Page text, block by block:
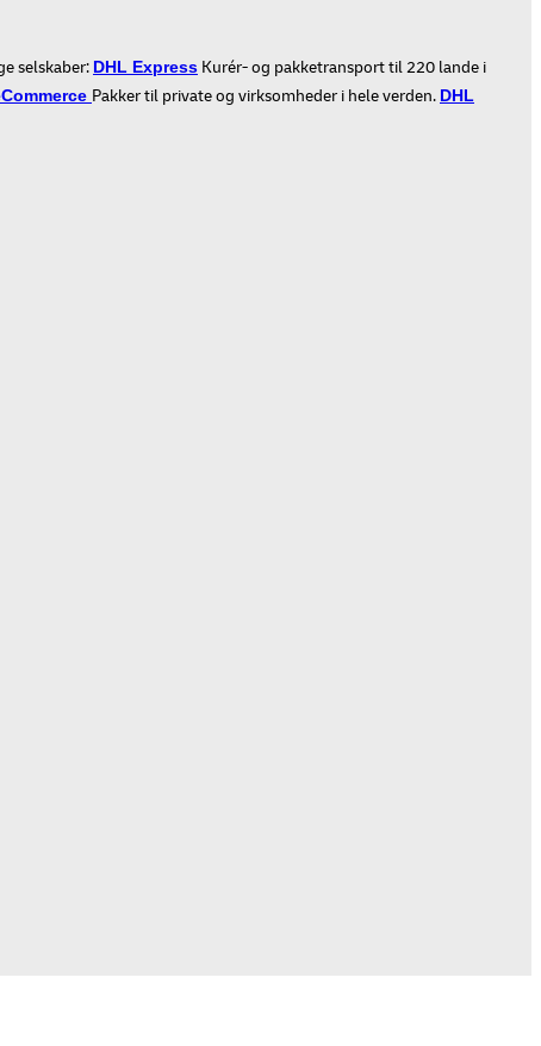
selskaber: DHL Express Kurér- og pakketransport til 220 lande i
Pakker til private og virksomheder i hele verden. DHL